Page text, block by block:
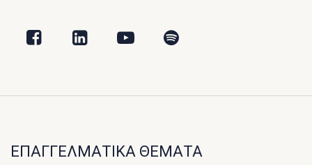
ΕΠΑΓΓΕΛΜΑΤΙΚΑ ΘΕΜΑΤΑ